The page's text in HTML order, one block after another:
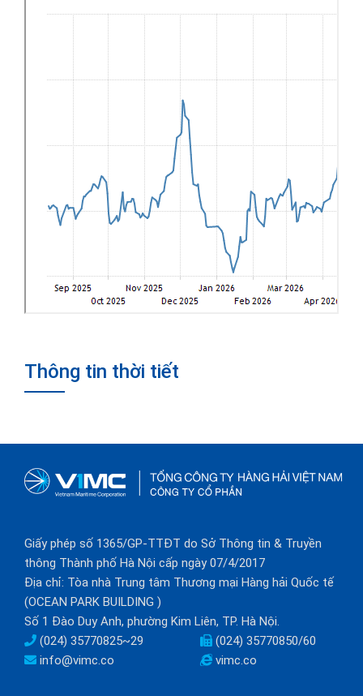
Thông tin thời tiết
Giấy phép số 1365/GP-TTĐT do Sở Thông tin & Truyền
thông Thành phố Hà Nội cấp ngày 07/4/2017
Địa chỉ: Tòa nhà Trung tâm Thương mại Hàng hải Quốc tế
(OCEAN PARK BUILDING )
Số 1 Đào Duy Anh, phường Kim Liên, TP. Hà Nội.
(024) 35770825~29
(024) 35770850/60
info@vimc.co
vimc.co